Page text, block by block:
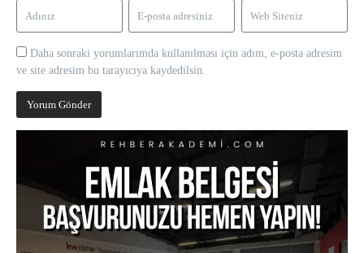
Daha sonraki yorumlarımda kullanılması için adım, e-posta adresim
ve site adresim bu tarayıcıya kaydedilsin.